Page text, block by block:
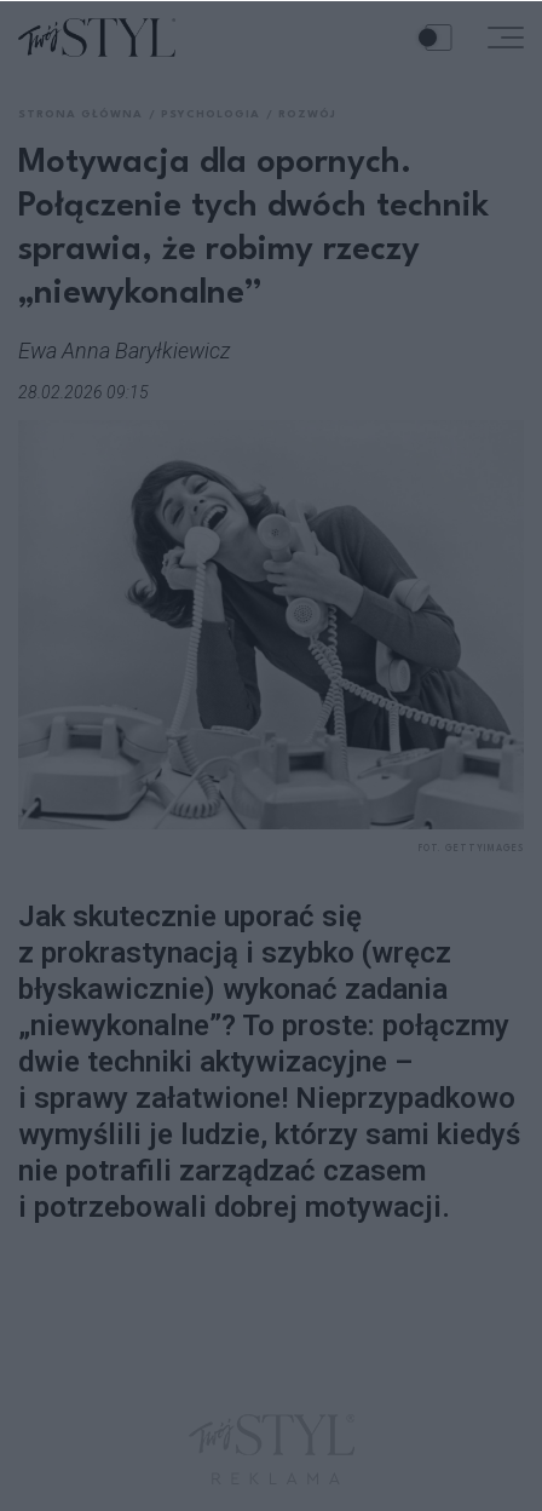
Motywacja dla opornych.
Połączenie tych dwóch technik
sprawia, że robimy rzeczy
„niewykonalne”
Ewa Anna Baryłkiewicz
28.02.2026 09:15
Jak skutecznie uporać się
z prokrastynacją i szybko (wręcz
błyskawicznie) wykonać zadania
„niewykonalne”? To proste: połączmy
dwie techniki aktywizacyjne –
i sprawy załatwione! Nieprzypadkowo
wymyślili je ludzie, którzy sami kiedyś
nie potrafili zarządzać czasem
i potrzebowali dobrej motywacji.